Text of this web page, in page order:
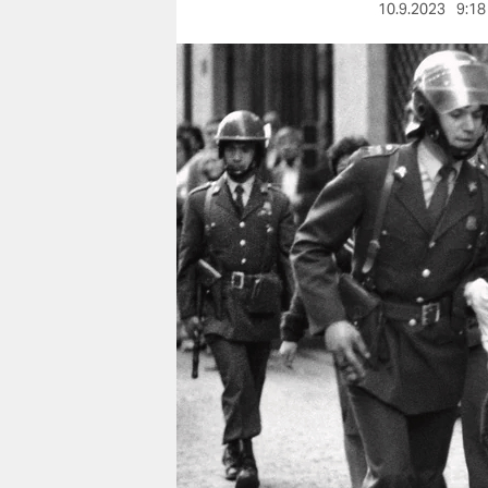
nord
wahrheit
verlag
verlag
veranstaltungen
shop
fragen & hilfe
unterstützen
abo
genossenschaft
10.9.2023